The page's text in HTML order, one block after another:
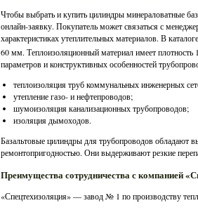
Чтобы выбрать и купить цилиндры минераловатные
онлайн-заявку. Покупатель может связаться с
характеристиках утеплительных материалов. В
60 мм. Теплоизоляционный материал имеет плотность
параметров и конструктивных особенностей
теплоизоляция труб коммунальных инженерных
утепление газо- и нефтепроводов;
шумоизоляция канализационных трубопроводов;
изоляция дымоходов.
Базальтовые цилиндры для трубопроводов обладают
ремонтопригодностью. Они выдерживают резкие
Преимущества сотрудничества с компанией
«Спецтехизоляция» — завод № 1 по производству